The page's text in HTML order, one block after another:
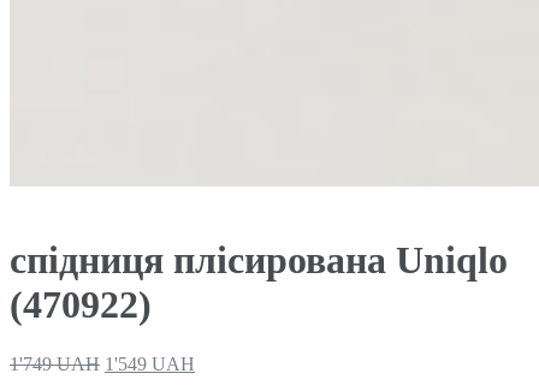
спідниця плісирована Uniqlo
(470922)
1'749UAH 1'549 UAH